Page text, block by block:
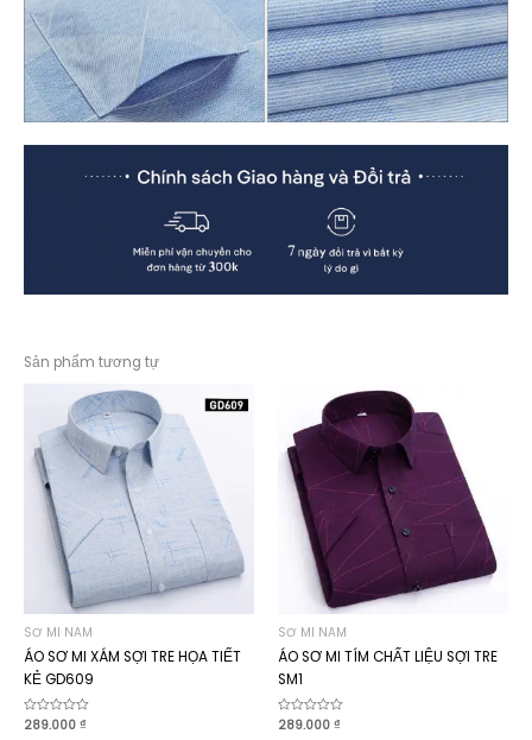
Sản phẩm tương tự
SƠ MI NAM
ÁO SƠ MI XÁM SỢI TRE HỌA TIẾT
KẺ GD609
Được
289.000 ₫
SƠ MI NAM
ÁO SƠ MI TÍM CHẤT LIỆU SỢI TRE
SM1
Được
289.000 ₫